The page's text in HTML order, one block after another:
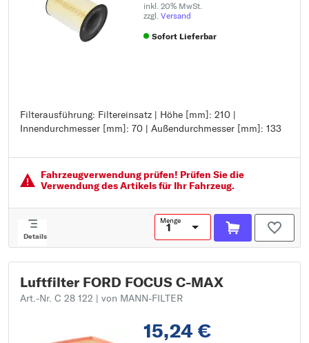
inkl. 20% MwSt.
zzgl. Versand
Sofort Lieferbar
Filterausführung: Filtereinsatz | Höhe [mm]: 210 |
Innendurchmesser [mm]: 70 | Außendurchmesser [mm]: 133
Filterausführung: Filtereinsatz
Höhe [mm]: 210
Außendurchmesser [mm]: 133
Fahrzeugver­wendung prüfen! Prüfen Sie die
Verwendung des Artikels für Ihr Fahrzeug.
Details
Menge
Luftfilter FORD FOCUS C-MAX
Art.-Nr. C 28 122 | von MANN-FILTER
15,24 €